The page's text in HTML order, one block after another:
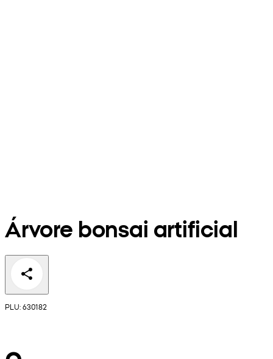
Árvore bonsai artificial
PLU: 630182